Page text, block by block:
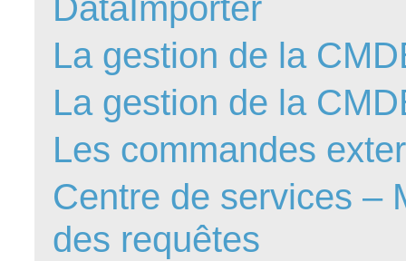
Import
Importation-
Incident
inter équipe
Interne
La gestion de la
La gestion de la
Les commandes
Centre de services –
des requêtes